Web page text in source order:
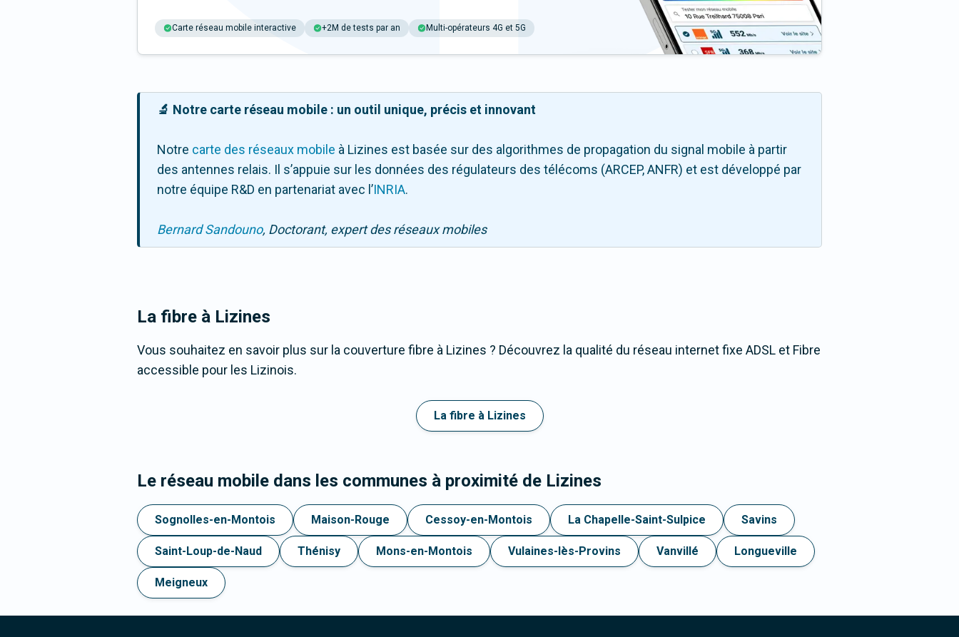
Carte réseau mobile interactive +2M de tests par an Multi-opérateurs 4G et 5G
🔬 Notre carte réseau mobile : un outil unique, précis et innovant
Notre carte des réseaux mobile à Lizines est basée sur des algorithmes de propagation du signal mobile à partir
des antennes relais. Il s’appuie sur les données des régulateurs des télécoms (ARCEP, ANFR) et est développé par
notre équipe R&D en partenariat avec l ’INRIA.
Bernard Sandouno, Doctorant, expert des réseaux mobiles
La fibre à Lizines
Vous souhaitez en savoir plus sur la couverture fibre à Lizines ? Découvrez la qualité du réseau internet fixe ADSL et Fibre
accessible pour les Lizinois.
La fibre à Lizines
Le réseau mobile dans les communes à proximité de Lizines
Sognolles-en-Montois Maison-Rouge Cessoy-en-Montois La Chapelle-Saint-Sulpice Savins
Saint-Loup-de-Naud Thénisy Mons-en-Montois Vulaines-lès-Provins Vanvillé Longueville
Meigneux